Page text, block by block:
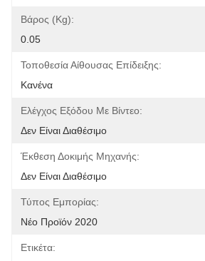
Βάρος (kg):
0.05
Τοποθεσία Αίθουσας Επίδειξης:
Κανένα
Ελέγχος Εξόδου Με Βίντεο:
Δεν Είναι Διαθέσιμο
Έκθεση Δοκιμής Μηχανής:
Δεν Είναι Διαθέσιμο
Τύπος Εμπορίας:
Νέο Προϊόν 2020
Ετικέτα: